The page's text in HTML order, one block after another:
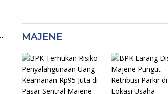
MAJENE